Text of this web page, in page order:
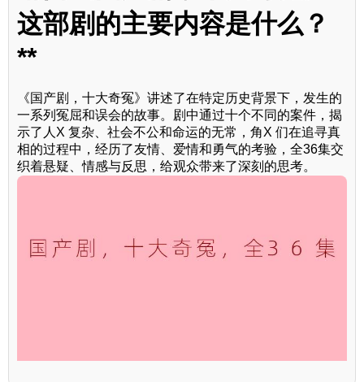
这部剧的主要内容是什么？
**
《国产剧，十大奇冤》讲述了在特定历史背景下，发生的
一系列冤屈和误会的故事。剧中通过十个不同的案件，揭
示了人X 复杂、社会不公和命运的无常，角X 们在追寻真
相的过程中，经历了友情、爱情和勇气的考验，全36集交
织着悬疑、情感与反思，给观众带来了深刻的思考。